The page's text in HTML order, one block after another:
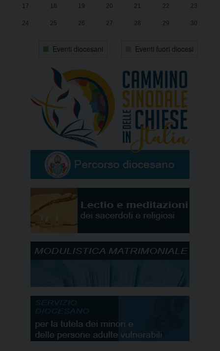
17 18 19 20 21 22 23
24 25 26 27 28 29 30
Eventi diocesani Eventi fuori diocesi